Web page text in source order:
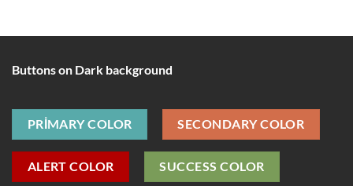
Buttons on Dark background
PRIMARY COLOR SECONDARY COLOR
ALERT COLOR SUCCESS COLOR